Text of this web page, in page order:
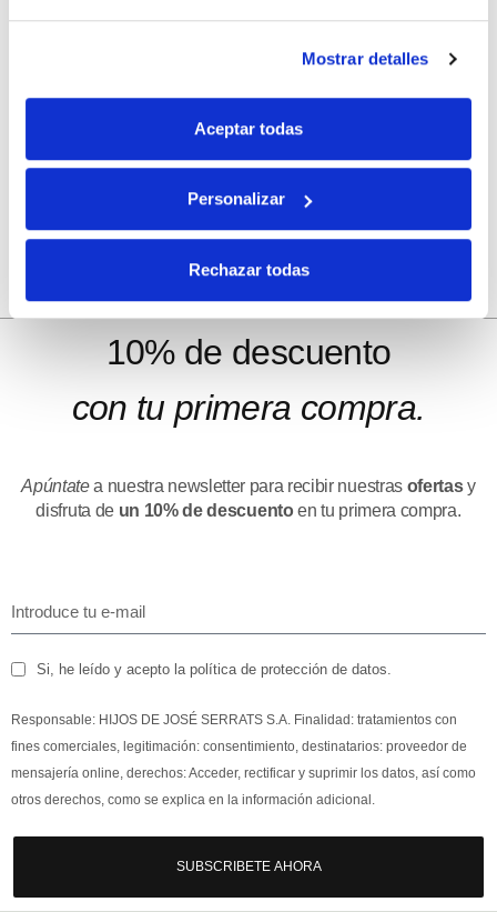
Mostrar detalles
Aceptar todas
Personalizar
Rechazar todas
Web
Guarda mi nombre, correo electrónico y web en este
navegador para la próxima vez que comente.
10% de descuento
con tu primera compra.
Apúntatea nuestra newsletter para recibir nuestras ofertasy
disfruta de un 10% de descuentoen tu primera compra.
Si, he leído y acepto la política de protección de datos.
Responsable: HIJOS DE JOSÉ SERRATS S.A. Finalidad: tratamientos con
fines comerciales, legitimación: consentimiento, destinatarios: proveedor de
mensajería online, derechos: Acceder, rectificar y suprimir los datos, así como
otros derechos, como se explica en la información adicional.
SUBSCRIBETE AHORA